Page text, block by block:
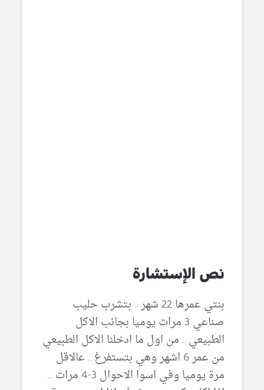
نص الإستشارة
بنتي عمرها 22 شهر .. بتشرب حليب
صناعي 3 مرات يوميا بجانب الاكل
الطبيعي .. من اول ما ادخلنا الاكل الطبيعي
من عمر 6 اشهر وهي بتستفرغ .. عالاقل
مرة يوميا وفي اسوا الاحوال 3-4 مرات ...